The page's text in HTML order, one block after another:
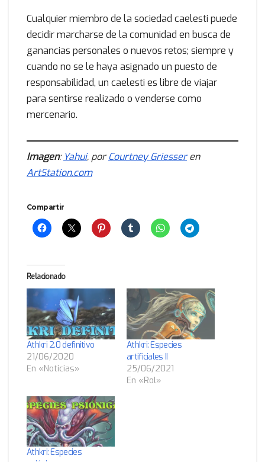
Cualquier miembro de la sociedad caelesti puede
decidir marcharse de la comunidad en busca de
ganancias personales o nuevos retos; siempre y
cuando no se le haya asignado un puesto de
responsabilidad, un caelesti es libre de viajar
para sentirse realizado o venderse como
mercenario.
Imagen: Yahui, porCourtney Griesseren
ArtStation.com
Compartir
Relacionado
Athkri 2.0 definitivo
21/06/2020
En «Noticias»
Athkri: Especies
artificiales II
25/06/2021
En «Rol»
Athkri: Especies